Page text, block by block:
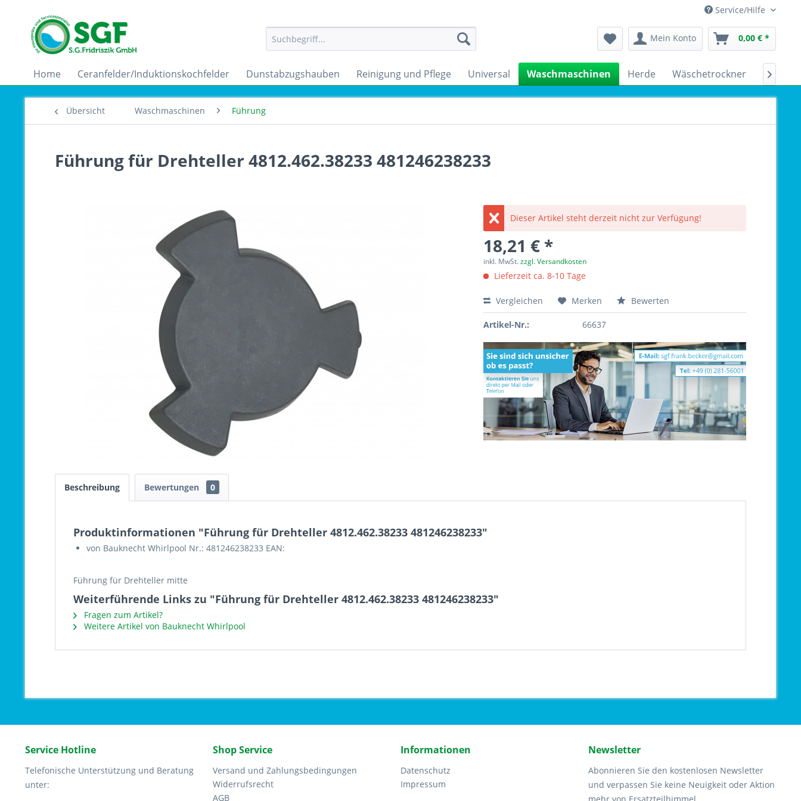
Service/Hilfe
Mein Konto 0,00 € *
Home Ceranfelder/Induktionskochfelder Dunstabzugshauben Reinigung und Pflege Universal Waschmaschinen Herde Wäschetrockner 
Übersicht Waschmaschinen Führung
Führung für Drehteller 4812.462.38233 481246238233
Dieser Artikel steht derzeit nicht zur Verfügung!
18,21 € *
inkl. MwSt.zzgl. Versandkosten
Lieferzeit ca. 8-10 Tage
Vergleichen Merken Bewerten
Artikel-Nr.: 66637
Beschreibung Bewertungen 0
Produktinformationen "Führung für Drehteller 4812.462.38233 481246238233"
von Bauknecht Whirlpool Nr.: 481246238233 EAN:
Führung für Drehteller mitte
Weiterführende Links zu "Führung für Drehteller 4812.462.38233 481246238233"
Fragen zum Artikel?
Weitere Artikel von Bauknecht Whirlpool
Service Hotline
Telefonische Unterstützung und Beratung
unter:
Shop Service
Versand und Zahlungsbedingungen
Widerrufsrecht
AGB
Informationen
Datenschutz
Impressum
Newsletter
Abonnieren Sie den kostenlosen Newsletter
und verpassen Sie keine Neuigkeit oder Aktion